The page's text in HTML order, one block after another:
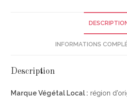
INFORMATIONS
Description
Marque Végétal Local : région